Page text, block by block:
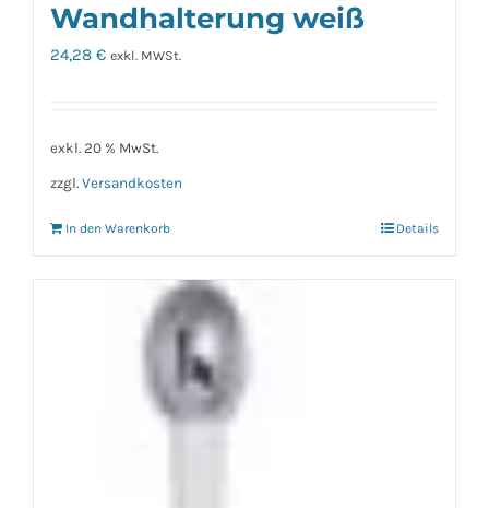
Wandhalterung weiß
24,28 € exkl. MWSt.
exkl. 20 % MwSt.
zzgl. Versandkosten
In den Warenkorb Details